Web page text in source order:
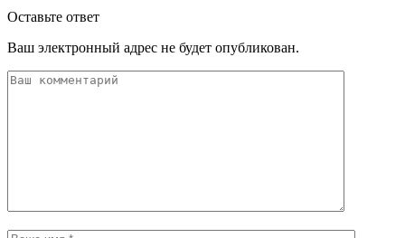
Оставьте ответ
Ваш электронный адрес не будет опубликован.